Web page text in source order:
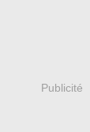
Publicité